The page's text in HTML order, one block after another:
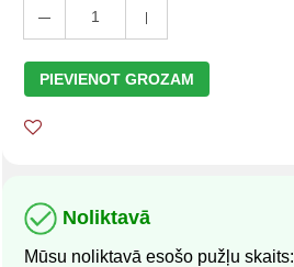
1
PIEVIENOT GROZAM
Noliktavā
Mūsu noliktavā esošo pužļu skaits: